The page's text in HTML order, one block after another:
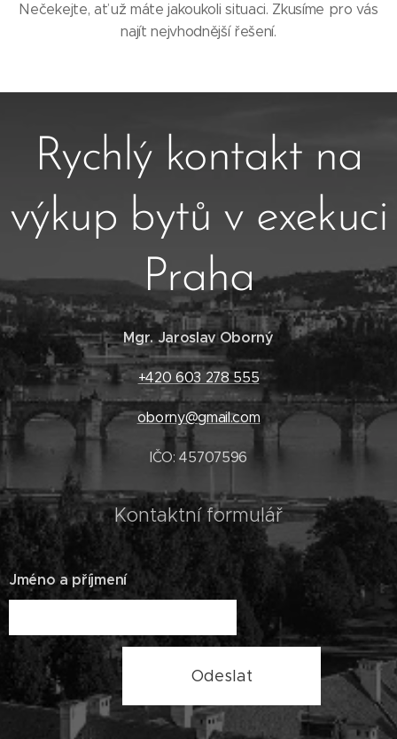
Nečekejte, ať už máte jakoukoli situaci. Zkusíme pro vás
najít nejvhodnější řešení.
Rychlý kontakt na
výkup bytů v exekuci
Praha
Mgr. Jaroslav Oborný
+420 603 278 555
oborny@gmail.com
IČO: 45707596
Kontaktní formulář
Jméno a příjmení
Odeslat